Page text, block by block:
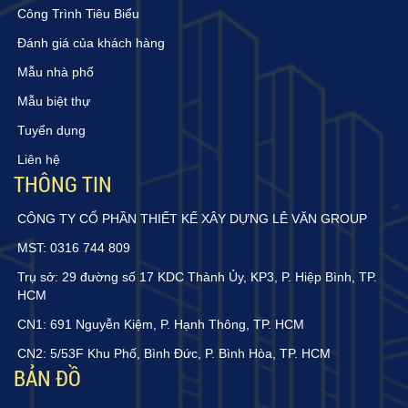
Công Trình Tiêu Biểu
Đánh giá của khách hàng
Mẫu nhà phố
Mẫu biệt thự
Tuyển dụng
Liên hệ
THÔNG TIN
CÔNG TY CỔ PHẦN THIẾT KẾ XÂY DỰNG LÊ VĂN GROUP
MST: 0316 744 809
Trụ sở: 29 đường số 17 KDC Thành Ủy, KP3, P. Hiệp Bình, TP.
HCM
CN1: 691 Nguyễn Kiệm, P. Hạnh Thông, TP. HCM
CN2: 5/53F Khu Phố, Bình Đức, P. Bình Hòa, TP. HCM
BẢN ĐỒ